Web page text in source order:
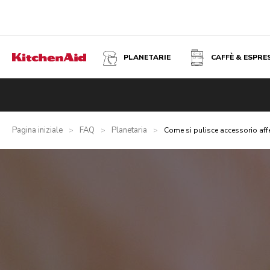
PLANETARIE CAFFÈ &
Pagina iniziale > FAQ > Planetaria > Come si pulisce accessorio